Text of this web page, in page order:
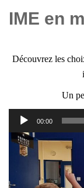
IME en
Découvrez les
Un
Lecteur
audio
00:00